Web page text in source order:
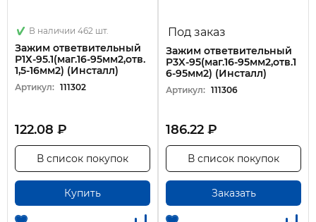
В наличии 462 шт.
Зажим ответвительный
Р1Х-95.1(маг.16-95мм2,отв.
1,5-16мм2) (Инсталл)
Артикул: 111302
122.08 ₽
Купить
В список покупок
Под заказ
Зажим ответвительный
P3X-95(маг.16-95мм2,отв.1
6-95мм2) (Инсталл)
Артикул: 111306
186.22 ₽
Заказать
В список покупок